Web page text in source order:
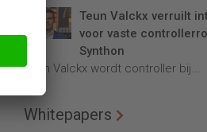
Teun Valckx verruilt
voor vaste
Synthon
Teun Valckx wordt controller bij...
Whitepapers